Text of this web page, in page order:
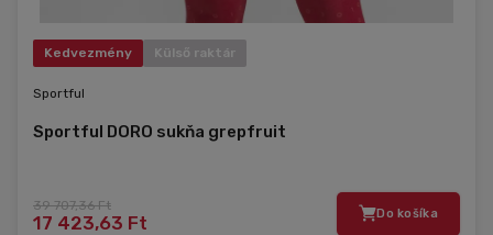
Kedvezmény Külső raktár
Sportful
Sportful DORO sukňa grepfruit
39 707,36 Ft
17 423,63 Ft Do košíka